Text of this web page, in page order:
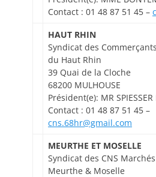
Contact : 01 48 87 51 45 –
HAUT RHIN
Syndicat des
du Haut Rhin
39 Quai de la Cloche
68200 MULHOUSE
Président(e): MR SPIESSER
Contact : 01 48 87 51 45 –
cns.68hr@gmail.com
MEURTHE ET MOSELLE
Syndicat des CNS
Meurthe & Moselle